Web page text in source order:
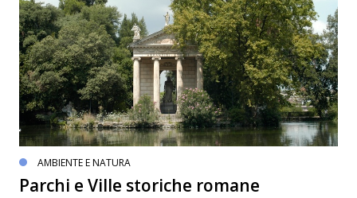
AMBIENTE E NATURA
Parchi e Ville storiche romane